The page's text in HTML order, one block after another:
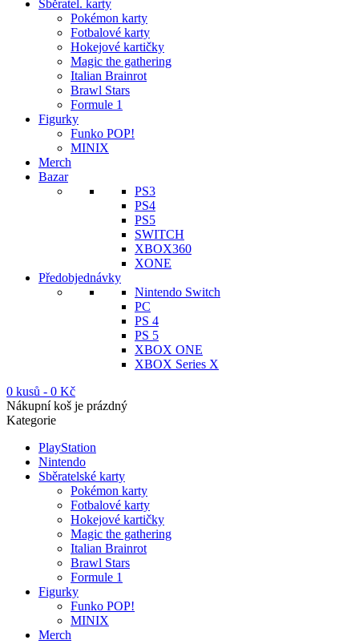
Sběratel. karty
Pokémon karty
Fotbalové karty
Hokejové kartičky
Magic the gathering
Italian Brainrot
Brawl Stars
Formule 1
Figurky
Funko POP!
MINIX
Merch
Bazar
PS3
PS4
PS5
SWITCH
XBOX360
XONE
Předobjednávky
Nintendo Switch
PC
PS 4
PS 5
XBOX ONE
XBOX Series X
0 kusů - 0 Kč
Nákupní koš je prázdný
Kategorie
PlayStation
Nintendo
Sběratelské karty
Pokémon karty
Fotbalové karty
Hokejové kartičky
Magic the gathering
Italian Brainrot
Brawl Stars
Formule 1
Figurky
Funko POP!
MINIX
Merch